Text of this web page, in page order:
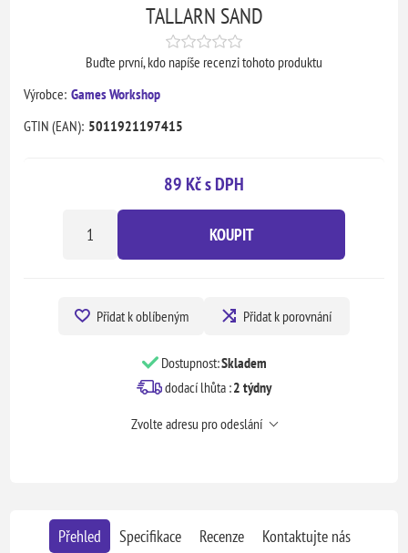
TALLARN SAND
Buďte první, kdo napíše recenzi tohoto produktu
Výrobce: Games Workshop
GTIN (EAN): 5011921197415
89 Kč s DPH
KOUPIT
Přidat k oblíbeným Přidat k porovnání
Dostupnost:Skladem
dodací lhůta :2 týdny
Zvolte adresu pro odeslání
Přehled Specifikace Recenze Kontaktujte nás